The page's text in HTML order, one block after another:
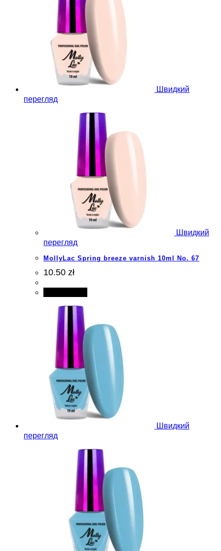
Швидкий
перегляд
Швидкий
перегляд
MollyLac Spring breeze varnish 10ml No. 67
10.50 zł
Швидкий
перегляд